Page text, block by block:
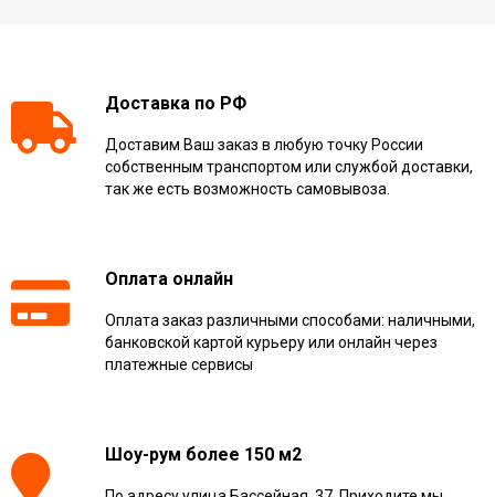
Доставка по РФ
Доставим Ваш заказ в любую точку России
собственным транспортом или службой доставки,
так же есть возможность самовывоза.
Оплата онлайн
Оплата заказ различными способами: наличными,
банковской картой курьеру или онлайн через
платежные сервисы
Шоу-рум более 150 м2